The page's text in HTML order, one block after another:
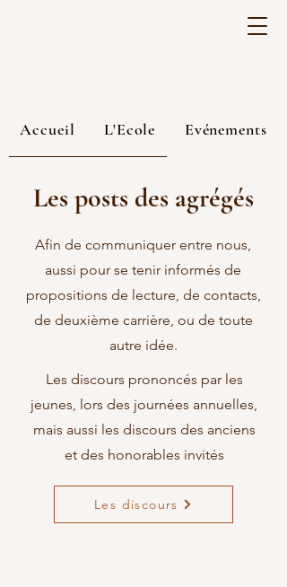
Accueil L'Ecole Evénements
Les posts des agrégés
Afin de communiquer entre nous,
aussi pour se tenir informés de
propositions de lecture, de contacts,
de deuxième carrière, ou de toute
autre idée.
Les discours prononcés par les
jeunes, lors des journées annuelles,
mais aussi les discours des anciens
et des honorables invités
Les discours